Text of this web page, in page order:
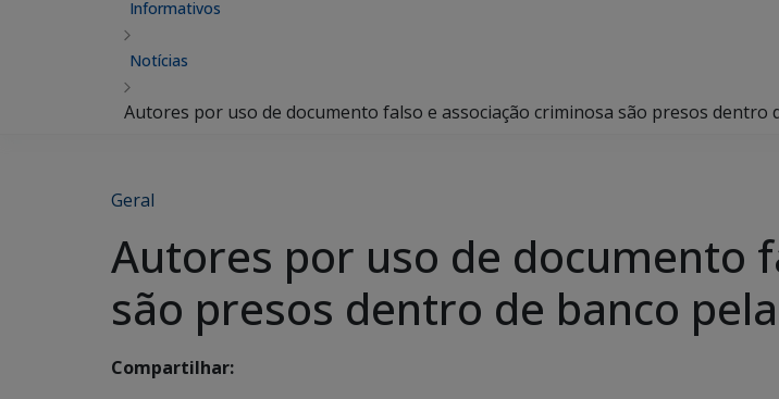
Informativos
Notícias
Autores por uso de documento falso e associação criminosa são presos dentro
Geral
Autores por uso de documento
são presos dentro de banco
Compartilhar: